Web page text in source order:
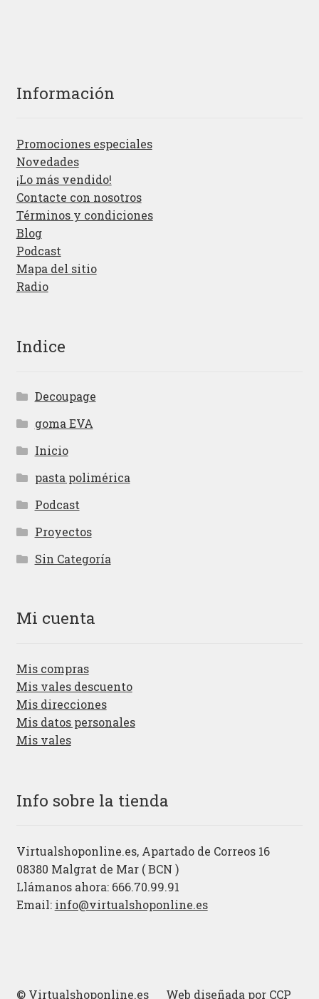
Información
Promociones especiales
Novedades
¡Lo más vendido!
Contacte con nosotros
Términos y condiciones
Blog
Podcast
Mapa del sitio
Radio
Indice
Decoupage
goma EVA
Inicio
pasta polimérica
Podcast
Proyectos
Sin Categoría
Mi cuenta
Mis compras
Mis vales descuento
Mis direcciones
Mis datos personales
Mis vales
Info sobre la tienda
Virtualshoponline.es, Apartado de Correos 16
08380 Malgrat de Mar ( BCN )
Llámanos ahora: 666.70.99.91
Email: info@virtualshoponline.es
© Virtualshoponline.es Web diseñada por CCP